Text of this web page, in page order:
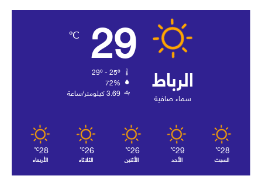
الرباط
سماء صافية
29
℃
72%
3.69 كيلومتر/ساعة
28
℃
السبت
29
℃
الأحد
26
℃
الأثنين
26
℃
الثلاثاء
28
℃
الأربعاء